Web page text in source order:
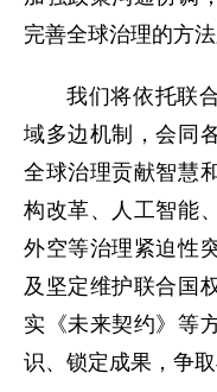
完善全球治理的方法
我们将依托联
域多边机制，会同
全球治理贡献智慧
构改革、人工智能
外空等治理紧迫性
及坚定维护联合国
实《未来契约》等
识、锁定成果，争取